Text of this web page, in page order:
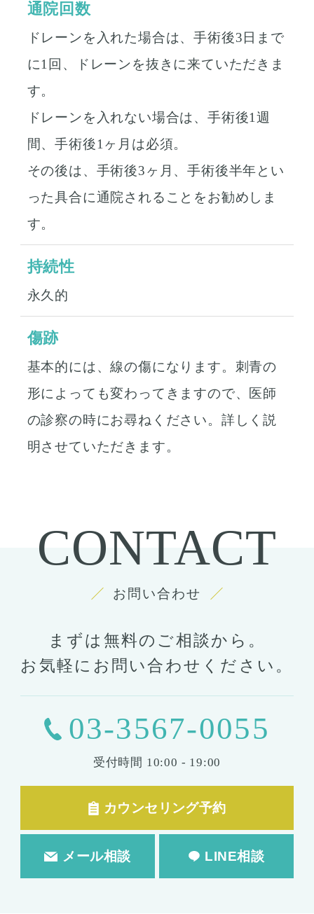
通院回数
ドレーンを入れた場合は、手術後3日まで
に1回、ドレーンを抜きに来ていただきま
す。
ドレーンを入れない場合は、手術後1週
間、手術後1ヶ月は必須。
その後は、手術後3ヶ月、手術後半年とい
った具合に通院されることをお勧めしま
す。
持続性
永久的
傷跡
基本的には、線の傷になります。刺青の
形によっても変わってきますので、医師
の診察の時にお尋ねください。詳しく説
明させていただきます。
CONTACT
お問い合わせ
まずは無料のご相談から。
お気軽にお問い合わせください。
03-3567-0055
受付時間 10:00 - 19:00
カウンセリング予約
メール相談 LINE相談